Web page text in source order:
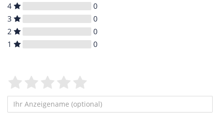
4
0
3
0
2
0
1
0
Bewertungssterne
von
4
von
3
von
2
von
1
von